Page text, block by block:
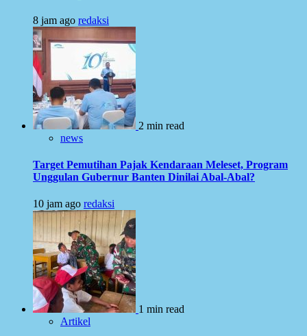
8 jam ago redaksi
2 min read
news
Target Pemutihan Pajak Kendaraan Meleset, Program
Unggulan Gubernur Banten Dinilai Abal-Abal?
10 jam ago redaksi
1 min read
Artikel